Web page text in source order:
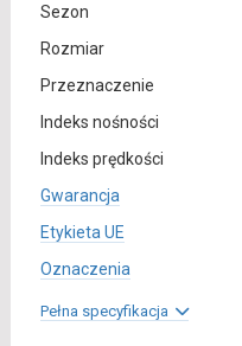
Sezon
Rozmiar
Przeznaczenie
Indeks nośności
Indeks prędkości
Gwarancja
Etykieta UE
Oznaczenia
Pełna specyfikacja